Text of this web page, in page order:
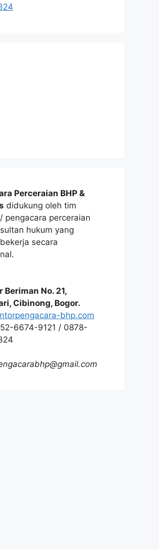
Perceraian BHP &
didukung oleh tim
pengacara perceraian
hukum yang
secara
Beriman No. 21,
Cibinong, Bogor.
bhp.com
6674-9121 / 0878-